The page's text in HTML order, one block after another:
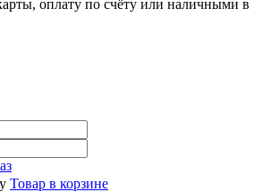
оплату по счёту или наличными в
Товар в корзине